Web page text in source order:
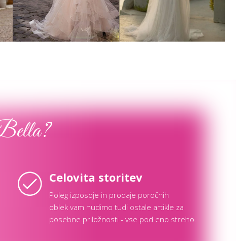
Poglej več Poglej več
Celovita storitev
Poleg izposoje in prodaje poročnih
oblek vam nudimo tudi ostale artikle za
posebne priložnosti - vse pod eno streho.